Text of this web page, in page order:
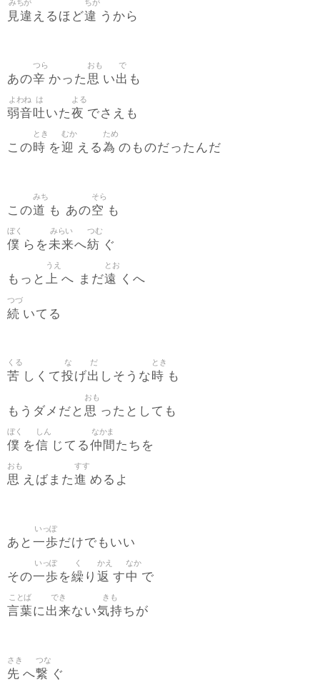
見違
みちが
えるほど違
ちが
うから
あの辛
つら
かった 思
おも
い出
で
も
弱音
よわね
吐
は
いた夜
よる
でさえも
この時
とき
を迎
むか
える為
ため
のものだったんだ
この道
みち
も あの空
そら
も
僕
ぼく
らを未来
みらい
へ紡
つむ
ぐ
もっと 上
うえ
へ まだ遠
とお
くへ
続
つづ
いてる
苦
くる
しくて投
な
げ出
だ
しそうな時
とき
も
もうダメだと 思
おも
ったとしても
僕
ぼく
を信
しん
じてる仲間
なかま
たちを
思
おも
えばまた進
すす
めるよ
あと 一歩
いっぽ
だけでもいい
その一歩
いっぽ
を繰
く
り 返
かえ
す中
なか
で
言葉
ことば
に出来
でき
ない気持
きも
ちが
先
さき
へ繋
つな
ぐ